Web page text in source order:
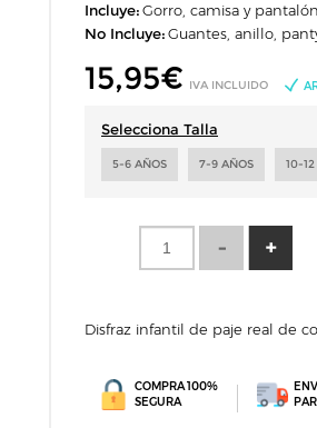
Incluye:Gorro, camisa y
No Incluye:Guantes, anillo,
15,95€ IVA INCLUIDO
Selecciona Talla
5-6 AÑOS 7-9 AÑOS 10-
Disfraz infantil de paje real de
COMPRA 100%
SEGURA